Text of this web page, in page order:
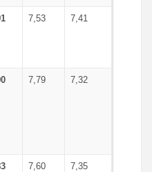
7,53 7,41
7,79 7,32
7,60 7,35